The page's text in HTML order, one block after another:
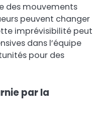
des mouvements
peuvent changer
imprévisibilité peut
dans l’équipe
pour des
par la